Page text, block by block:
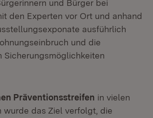
und Bürger bei
den Experten vor Ort und anhand
ausführlich
und die
Sicherungsmöglichkeiten
Präventionsstreifen in vielen
wurde das Ziel verfolgt, die